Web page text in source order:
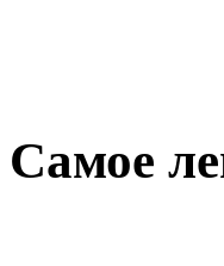
Самое